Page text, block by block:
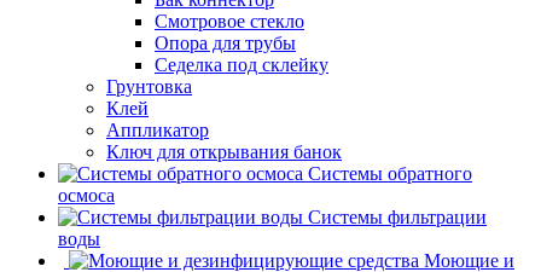
Смотровое стекло
Опора для трубы
Седелка под склейку
Грунтовка
Клей
Аппликатор
Ключ для открывания банок
Системы обратного
осмоса
Системы фильтрации
воды
Моющие и